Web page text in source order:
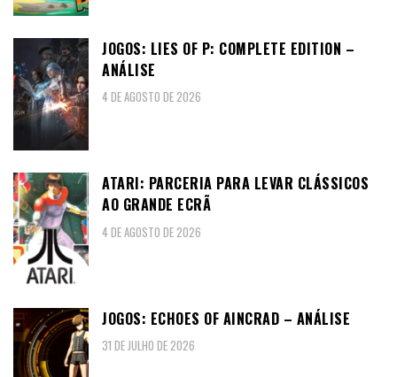
JOGOS: LIES OF P: COMPLETE EDITION –
ANÁLISE
4 DE AGOSTO DE 2026
ATARI: PARCERIA PARA LEVAR CLÁSSICOS
AO GRANDE ECRÃ
4 DE AGOSTO DE 2026
JOGOS: ECHOES OF AINCRAD – ANÁLISE
31 DE JULHO DE 2026